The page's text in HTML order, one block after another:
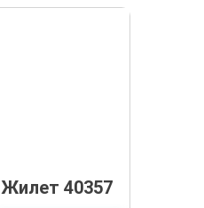
Жилет 40357